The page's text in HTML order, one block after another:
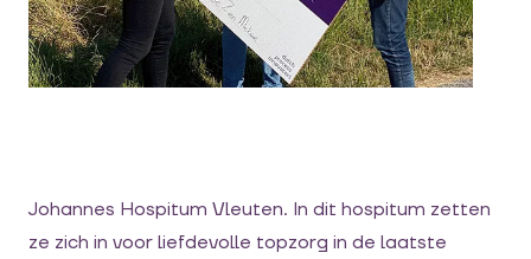
Johannes Hospitum Vleuten. In dit hospitum zetten
ze zich in voor liefdevolle topzorg in de laatste